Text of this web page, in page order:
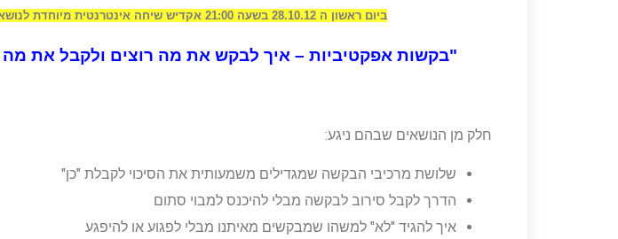
ביום ראשון ה 28.10.12 בשעה 21:00 אקדיש שיחה אינטרנטית מיוחדת לנושא.
"בקשות אפקטיביות – איך לבקש את מה רוצים ולקבל את מה
חלק מן הנושאים שבהם ניגע:
שלושת מרכיבי הבקשה שמגדילים משמעותית את הסיכוי לקבלת "כן"
הדרך לקבל סירוב לבקשה מבלי להיכנס למבוי סתום
איך להגיד "לא" למשהו שמבקשים מאיתנו מבלי לפגוע או להיפגע